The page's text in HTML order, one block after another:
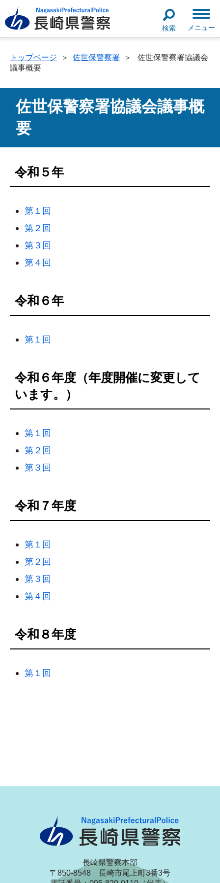
検索 メニュー
トップページ ＞ 佐世保警察署 ＞
佐世保警察署協議会
議事概要
佐世保警察署協議会議事概
要
令和５年
第１回
第２回
第３回
第４回
令和６年
第１回
令和６年度（年度開催に変更して
います。）
第１回
第２回
第３回
令和７年度
第１回
第２回
第３回
第４回
令和８年度
第１回
長崎県警察本部
〒850-8548 長崎市尾上町3番3号